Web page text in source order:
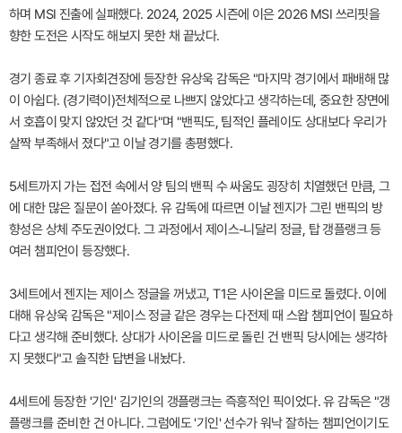
하며 MSI 진출에 실패했다. 2024, 2025 시즌에 이은 2026 MSI 쓰리핏을
향한 도전은 시작도 해보지 못한 채 끝났다.
경기 종료 후 기자회견장에 등장한 유상욱 감독은 "마지막 경기에서 패배해 많
이 아쉽다. (경기력이)전체적으로 나쁘지 않았다고 생각하는데, 중요한 장면에
서 호흡이 맞지 않았던 것 같다"며 "밴픽도, 팀적인 플레이도 상대보다 우리가
살짝 부족해서 졌다"고 이날 경기를 총평했다.
5세트까지 가는 접전 속에서 양 팀의 밴픽 수 싸움도 굉장히 치열했던 만큼, 그
에 대한 많은 질문이 쏟아졌다. 유 감독에 따르면 이날 젠지가 그린 밴픽의 방
향성은 상체 주도권이었다. 그 과정에서 제이스-니달리 정글, 탑 갱플랭크 등
여러 챔피언이 등장했다.
3세트에서 젠지는 제이스 정글을 꺼냈고, T1은 사이온을 미드로 돌렸다. 이에
대해 유상욱 감독은 "제이스 정글 같은 경우는 다전제 때 스왑 챔피언이 필요하
다고 생각해 준비했다. 상대가 사이온을 미드로 돌린 건 밴픽 당시에는 생각하
지 못했다"고 솔직한 답변을 내놨다.
4세트에 등장한 '기인' 김기인의 갱플랭크는 즉흥적인 픽이었다. 유 감독은 "갱
플랭크를 준비한 건 아니다. 그럼에도 '기인' 선수가 워낙 잘하는 챔피언이기도